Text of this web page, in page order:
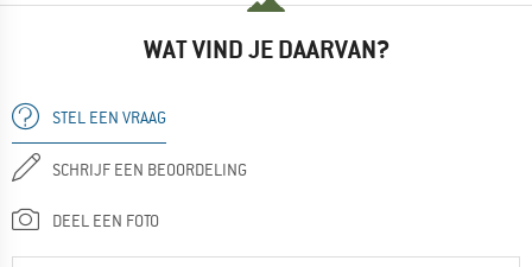
WAT VIND JE DAARVAN?
STEL EEN VRAAG
SCHRIJF EEN BEOORDELING
DEEL EEN FOTO